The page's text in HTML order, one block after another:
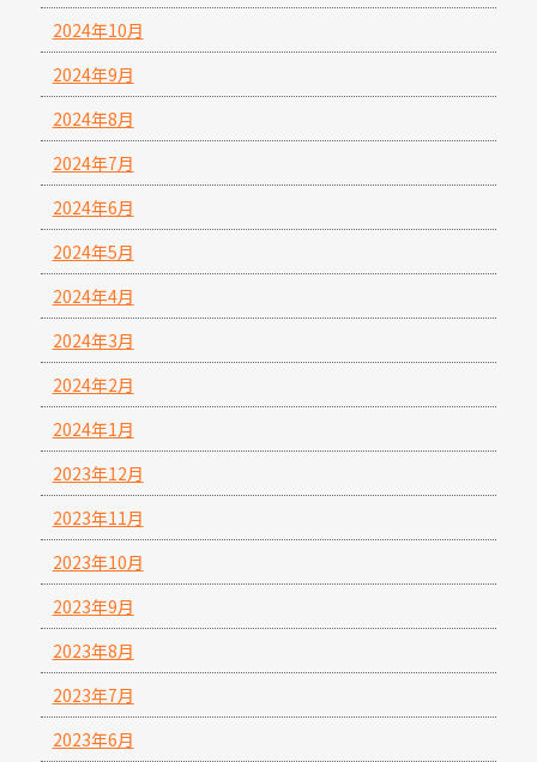
2024年10月
2024年9月
2024年8月
2024年7月
2024年6月
2024年5月
2024年4月
2024年3月
2024年2月
2024年1月
2023年12月
2023年11月
2023年10月
2023年9月
2023年8月
2023年7月
2023年6月